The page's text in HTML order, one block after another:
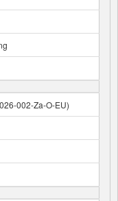
002-Za-O-EU)